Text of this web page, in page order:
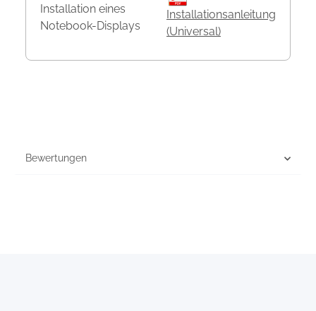
Installation eines
Notebook-Displays
Installationsanleitung
(Universal)
Bewertungen